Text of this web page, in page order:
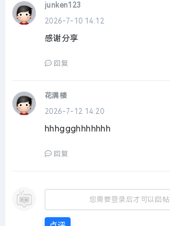
junken123
2026-7-10 14:12
感谢分享
回复
花满楼
2026-7-12 14:20
hhhggghhhhhhh
回复
您需要登录后才可以回帖